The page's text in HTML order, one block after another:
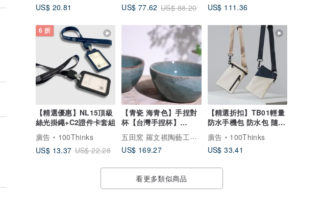
US$ 20.81
US$ 77.62 US$ 88.20
US$ 111.36
6 折
【精選優惠】NL15頂級
絲光掛繩+C2證件卡套組
廣告
100Thinks
US$ 13.37 US$ 22.28
【青瓷 海青色】手捏對
杯【台灣手捏杯】
Hand-pinched
Celadon
五田窯 羅文祺陶藝工作坊
US$ 169.27
【精選折扣】TB01輕量
防水手機包 防水包 隨身
包 護照包
廣告
100Thinks
US$ 33.41
看更多類似商品